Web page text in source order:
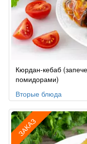
Кюрдан-кебаб
помидорами)
Вторые блюда
ЗАКАЗ